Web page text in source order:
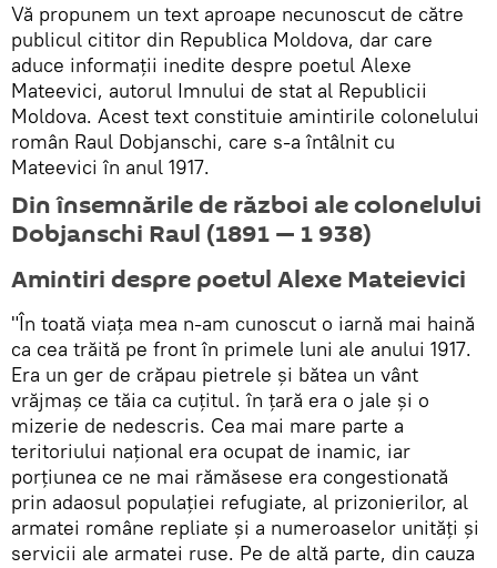
Vă propunem un text aproape necunoscut de către
publicul cititor din Republica Moldova, dar care
aduce informații inedite despre poetul Alexe
Mateevici, autorul Imnului de stat al Republicii
Moldova. Acest text constituie amintirile colonelului
român Raul Dobjanschi, care s-a întâlnit cu
Mateevici în anul 1917.
Din însemnările de război ale colonelului
Dobjanschi Raul (1891 — 1 938)
Amintiri despre poetul Alexe Mateievici
"În toată viața mea n-am cunoscut o iarnă mai haină
ca cea trăită pe front în primele luni ale anului 1917.
Era un ger de crăpau pietrele şi bătea un vânt
vrăjmaş ce tăia ca cuţitul. în ţară era o jale şi o
mizerie de nedescris. Cea mai mare parte a
teritoriului naţional era ocupat de inamic, iar
porţiunea ce ne mai rămăsese era congestionată
prin adaosul populaţiei refugiate, al prizonierilor, al
armatei române repliate şi a numeroaselor unităţi şi
servicii ale armatei ruse. Pe de altă parte, din cauza